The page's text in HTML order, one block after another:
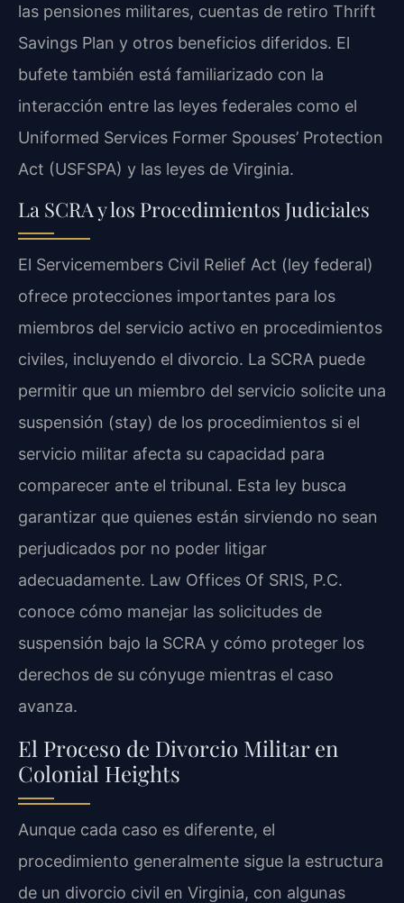
las pensiones militares, cuentas de retiro Thrift
Savings Plan y otros beneficios diferidos. El
bufete también está familiarizado con la
interacción entre las leyes federales como el
Uniformed Services Former Spouses’ Protection
Act (USFSPA) y las leyes de Virginia.
La SCRA y los Procedimientos Judiciales
El Servicemembers Civil Relief Act (ley federal)
ofrece protecciones importantes para los
miembros del servicio activo en procedimientos
civiles, incluyendo el divorcio. La SCRA puede
permitir que un miembro del servicio solicite una
suspensión (stay) de los procedimientos si el
servicio militar afecta su capacidad para
comparecer ante el tribunal. Esta ley busca
garantizar que quienes están sirviendo no sean
perjudicados por no poder litigar
adecuadamente. Law Offices Of SRIS, P.C.
conoce cómo manejar las solicitudes de
suspensión bajo la SCRA y cómo proteger los
derechos de su cónyuge mientras el caso
avanza.
El Proceso de Divorcio Militar en
Colonial Heights
Aunque cada caso es diferente, el
procedimiento generalmente sigue la estructura
de un divorcio civil en Virginia, con algunas